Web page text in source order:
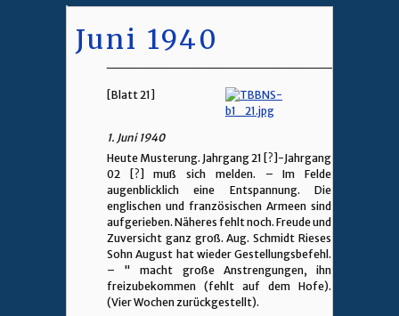
Juni 1940
[Blatt 21]
1. Juni 1940
Heute Musterung. Jahrgang 21 [?]-Jahrgang
02 [?] muß sich melden. – Im Felde
augenblicklich eine Entspannung. Die
englischen und französischen Armeen sind
aufgerieben. Näheres fehlt noch. Freude und
Zuversicht ganz groß. Aug. Schmidt Rieses
Sohn August hat wieder Gestellungsbefehl.
– " macht große Anstrengungen, ihn
freizubekommen (fehlt auf dem Hofe).
(Vier Wochen zurückgestellt).